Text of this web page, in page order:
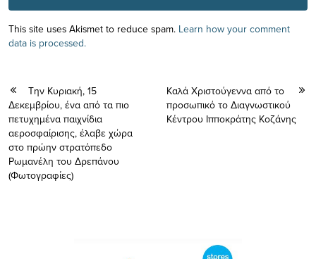
This site uses Akismet to reduce spam. Learn how your comment
data is processed.
Την Κυριακή, 15
Δεκεμβρίου, ένα από τα πιο
πετυχημένα παιχνίδια
αεροσφαίρισης, έλαβε χώρα
στο πρώην στρατόπεδο
Ρωμανέλη του Δρεπάνου
(Φωτογραφίες)
Καλά Χριστούγεννα από το
προσωπικό το Διαγνωστικού
Κέντρου Ιπποκράτης Κοζάνης